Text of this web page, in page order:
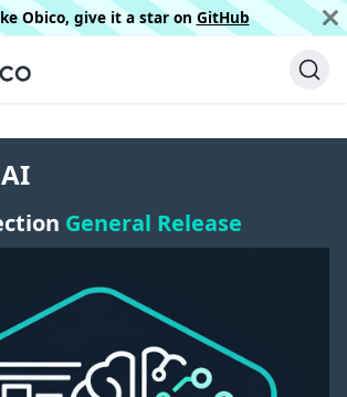
Obico, give it a star on GitHub
General Release